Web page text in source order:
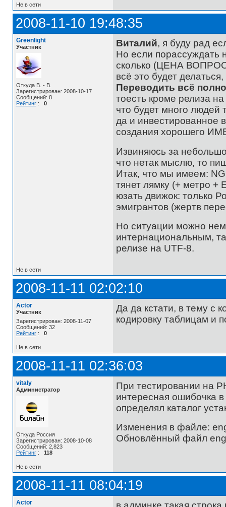
Не в сети
2008-11-10 19:48:35
Greenlight
Участник
Откуда B. - B.
Зарегистрирован: 2008-10-17
Сообщений: 8
Рейтинг: 0
Виталий, я буду рад
Но если порассуждать
сколько (ЦЕНА
всё это будет
Переводить всё
тоесть кроме релиза
что будет много людей
да и инвестированное
создания хорошего
Извиняюсь за
что нетак мыслю, то
Итак, что мы имеем:
тянет лямку (+ метро +
юзать движок: только
эмигрантов (жертв
Но ситуации можно
интернациональным,
релизе на UTF-8.
Не в сети
2008-11-11 02:02:10
Actor
Участник
Зарегистрирован: 2008-11-07
Сообщений: 32
Рейтинг: 0
Да да кстати, в тему с
кодировку таблицам и
Не в сети
2008-11-11 02:36:03
vitaly
Администратор
Откуда Россия
Зарегистрирован: 2008-10-08
Сообщений: 2,823
Рейтинг: 118
При тестировании на
интересная ошибочка
определял каталог
Изменения в файле:
Обновлённый файл
Не в сети
2008-11-11 08:04:19
Actor